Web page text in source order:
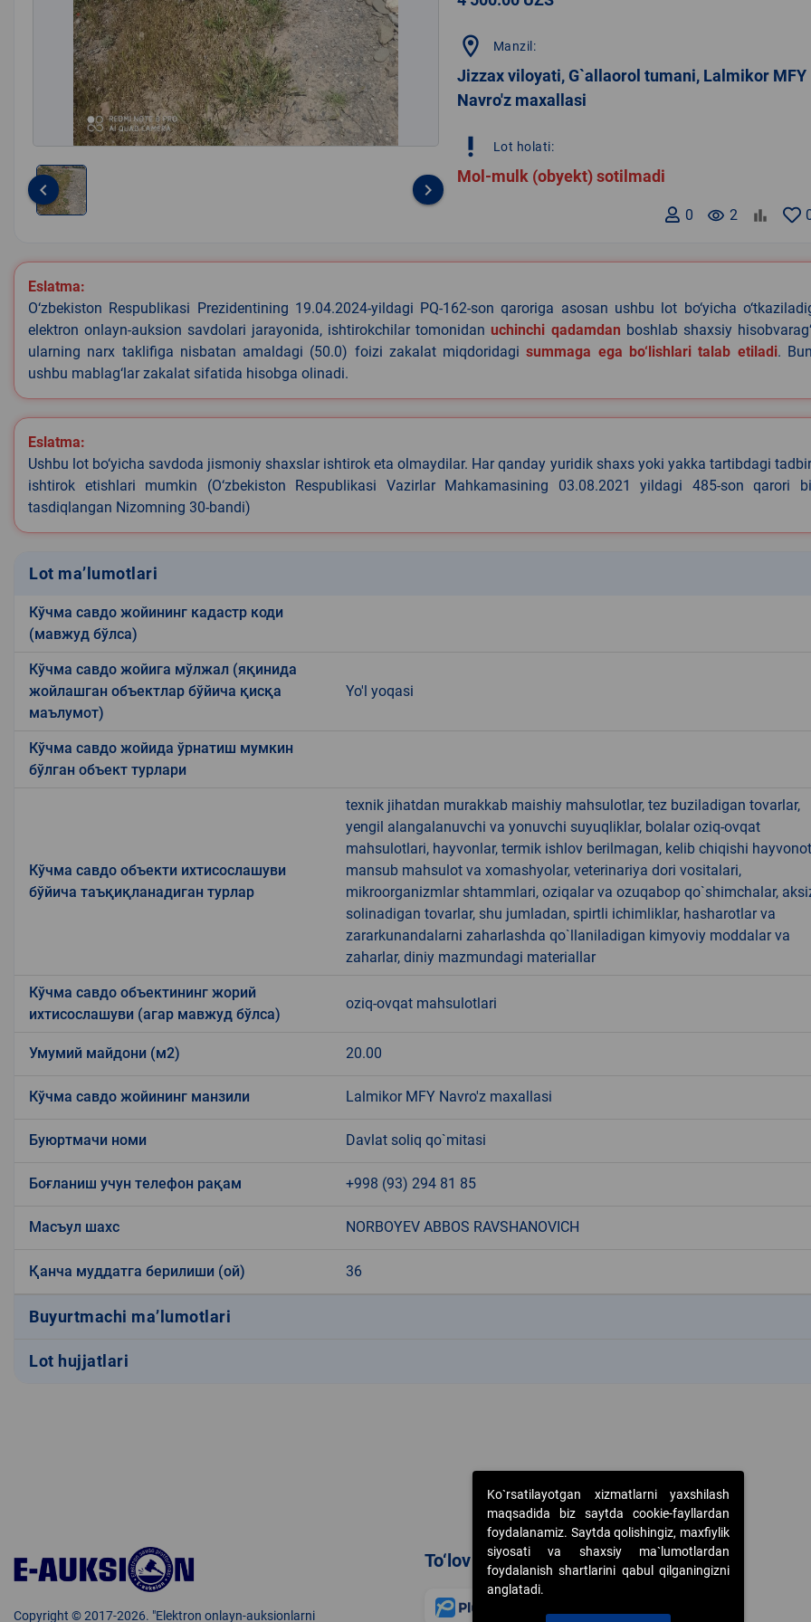
of
1
keyboard_arrow_left keyboard_arrow_right
location_on Manzil:
Jizzax viloyati, G`allaorol tumani, Lalmikor MFY
Navro'z maxallasi
priority_high Lot holati:
Mol-mulk (obyekt) sotilmadi
remove_red_eye 2
0
Eslatma:
O‘zbekiston Respublikasi Prezidentining 19.04.2024-yildagi PQ-162-son qaroriga asosan ushbu lot bo‘yicha
elektron onlayn-auksion savdolari jarayonida, ishtirokchilar tomonidanuchinchi qadamdan boshlab shaxsiy
ularning narx taklifiga nisbatan amaldagi (50.0) foizi zakalat miqdoridagisummaga ega bo‘lishlari talab etiladi.
ushbu mablag‘lar zakalat sifatida hisobga olinadi.
Eslatma:
Ushbu lot bo‘yicha savdoda jismoniy shaxslar ishtirok eta olmaydilar. Har qanday yuridik shaxs yoki yakka tartibdagi
ishtirok etishlari mumkin (O‘zbekiston Respublikasi Vazirlar Mahkamasining 03.08.2021 yildagi 485-son qarori
tasdiqlangan Nizomning 30-bandi)
Lot ma’lumotlari
Кўчма савдо жойининг кадастр коди
(мавжуд бўлса)
Кўчма савдо жойига мўлжал (яқинида
жойлашган объектлар бўйича қисқа
маълумот)
Yo'l yoqasi
Кўчма савдо жойида ўрнатиш мумкин
бўлган объект турлари
Кўчма савдо объекти ихтисослашуви
бўйича таъқиқланадиган турлар
texnik jihatdan murakkab maishiy mahsulotlar, tez buziladigan tovarlar,
yengil alangalanuvchi va yonuvchi suyuqliklar, bolalar oziq-ovqat
mahsulotlari, hayvonlar, termik ishlov berilmagan, kelib chiqishi
mansub mahsulot va xomashyolar, veterinariya dori vositalari,
mikroorganizmlar shtammlari, oziqalar va ozuqabop qo`shimchalar,
solinadigan tovarlar, shu jumladan, spirtli ichimliklar, hasharotlar va
zararkunandalarni zaharlashda qo`llaniladigan kimyoviy moddalar va
zaharlar, diniy mazmundagi materiallar
Кўчма савдо объектининг жорий
ихтисослашуви (агар мавжуд бўлса)
oziq-ovqat mahsulotlari
Умумий майдони (м2) 20.00
Кўчма савдо жойининг манзили Lalmikor MFY Navro'z maxallasi
Буюртмачи номи Davlat soliq qo`mitasi
Боғланиш учун телефон рақам +998 (93) 294 81 85
Масъул шахс NORBOYEV ABBOS RAVSHANOVICH
Қанча муддатга берилиши (ой) 36
Buyurtmachi ma’lumotlari
Lot hujjatlari
Copyright © 2017-2026. "Elektron onlayn-auksionlarni
To‘lov usullari
Ko`rsatilayotgan xizmatlarni yaxshilash
maqsadida biz saytda cookie-fayllardan
foydalanamiz. Saytda qolishingiz, maxfiylik
siyosati va shaxsiy ma`lumotlardan
foydalanish shartlarini qabul qilganingizni
anglatadi.